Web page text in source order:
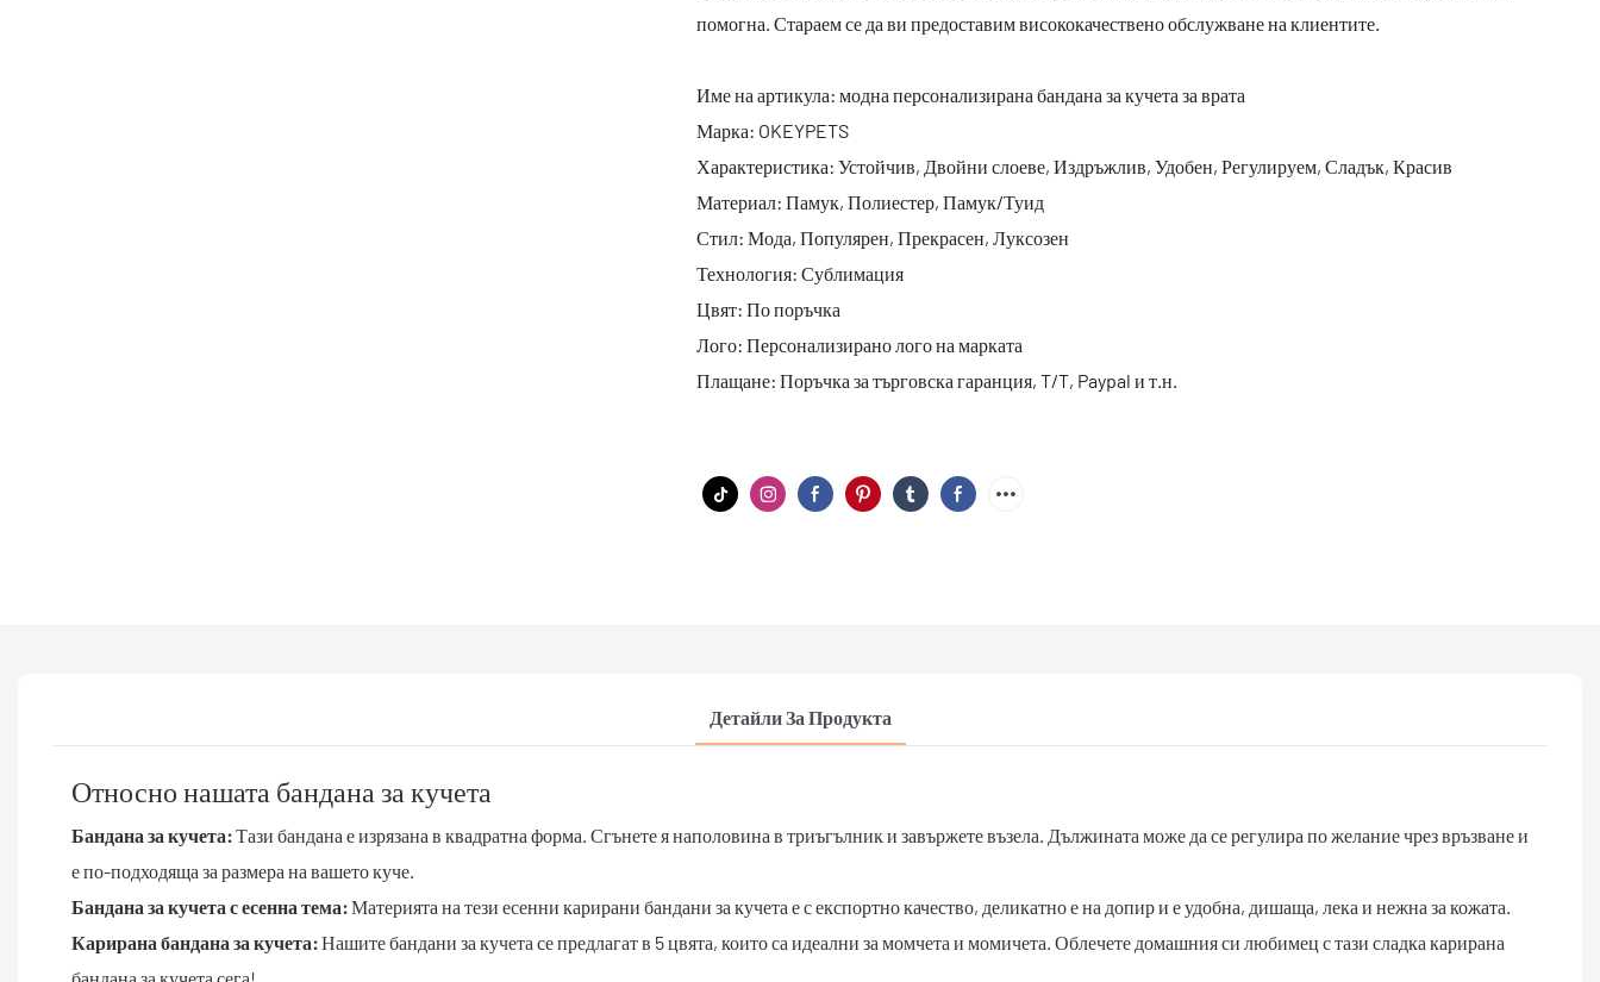
помогна. Стараем се да ви предоставим висококачествено обслужване на клиентите.
Име на артикула: модна персонализирана бандана за кучета за врата
Марка: OKEYPETS
Характеристика: Устойчив, Двойни слоеве, Издръжлив, Удобен, Регулируем, Сладък, Красив
Материал: Памук, Полиестер, Памук/Туид
Стил: Мода, Популярен, Прекрасен, Луксозен
Технология: Сублимация
Цвят: По поръчка
Лого: Персонализирано лого на марката
Плащане: Поръчка за търговска гаранция, T/T, Paypal и т.н.
Детайли За Продукта
Относно нашата бандана за кучета
Бандана за кучета:Тази бандана е изрязана в квадратна форма. Сгънете я наполовина в триъгълник и завържете възела. Дължината може да се регулира по желание чрез връзване и
е по-подходяща за размера на вашето куче.
Бандана за кучета с есенна тема:Материята на тези есенни карирани бандани за кучета е с експортно качество, деликатно е на допир и е удобна, дишаща, лека и нежна за кожата.
Карирана бандана за кучета:Нашите бандани за кучета се предлагат в 5 цвята, които са идеални за момчета и момичета. Облечете домашния си любимец с тази сладка карирана
бандана за кучета сега!